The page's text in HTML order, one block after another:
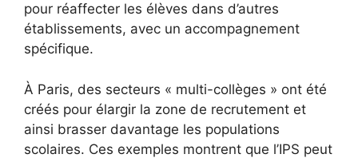
pour réaffecter les élèves dans d’autres
établissements, avec un accompagnement
spécifique.
À Paris, des secteurs « multi-collèges » ont été
créés pour élargir la zone de recrutement et
ainsi brasser davantage les populations
scolaires. Ces exemples montrent que l’IPS peut